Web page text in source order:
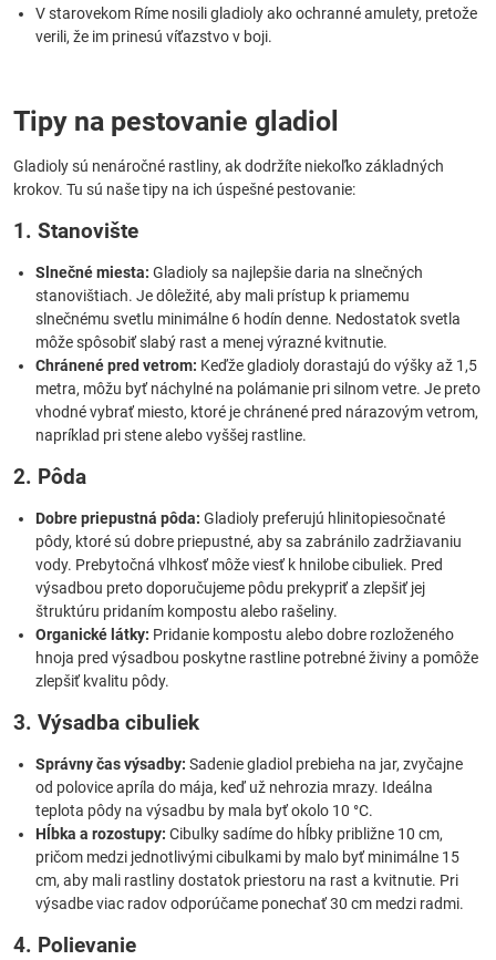
V starovekom Ríme nosili gladioly ako ochranné amulety, pretože
verili, že im prinesú víťazstvo v boji.
Tipy na pestovanie gladiol
Gladioly sú nenáročné rastliny, ak dodržíte niekoľko základných
krokov. Tu sú naše tipy na ich úspešné pestovanie:
1. Stanovište
Slnečné miesta: Gladioly sa najlepšie daria na slnečných
stanovištiach. Je dôležité, aby mali prístup k priamemu
slnečnému svetlu minimálne 6 hodín denne. Nedostatok svetla
môže spôsobiť slabý rast a menej výrazné kvitnutie.
Chránené pred vetrom: Keďže gladioly dorastajú do výšky až 1,5
metra, môžu byť náchylné na polámanie pri silnom vetre. Je preto
vhodné vybrať miesto, ktoré je chránené pred nárazovým vetrom,
napríklad pri stene alebo vyššej rastline.
2. Pôda
Dobre priepustná pôda: Gladioly preferujú hlinitopiesočnaté
pôdy, ktoré sú dobre priepustné, aby sa zabránilo zadržiavaniu
vody. Prebytočná vlhkosť môže viesť k hnilobe cibuliek. Pred
výsadbou preto doporučujeme pôdu prekypriť a zlepšiť jej
štruktúru pridaním kompostu alebo rašeliny.
Organické látky: Pridanie kompostu alebo dobre rozloženého
hnoja pred výsadbou poskytne rastline potrebné živiny a pomôže
zlepšiť kvalitu pôdy.
3. Výsadba cibuliek
Správny čas výsadby: Sadenie gladiol prebieha na jar, zvyčajne
od polovice apríla do mája, keď už nehrozia mrazy. Ideálna
teplota pôdy na výsadbu by mala byť okolo 10 °C.
Hĺbka a rozostupy: Cibulky sadíme do hĺbky približne 10 cm,
pričom medzi jednotlivými cibulkami by malo byť minimálne 15
cm, aby mali rastliny dostatok priestoru na rast a kvitnutie. Pri
výsadbe viac radov odporúčame ponechať 30 cm medzi radmi.
4. Polievanie